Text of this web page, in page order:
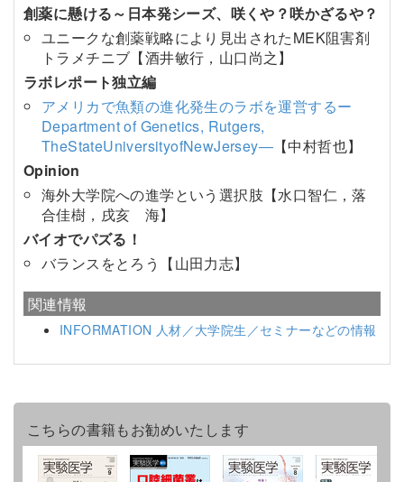
創薬に懸ける～日本発シーズ、咲くや？咲かざるや？
ユニークな創薬戦略により見出されたMEK阻害剤
トラメチニブ【酒井敏行，山口尚之】
ラボレポート独立編
アメリカで魚類の進化発生のラボを運営するー
Department of Genetics, Rutgers,
TheStateUniversityofNewJersey― 【中村哲也】
Opinion
海外大学院への進学という選択肢【水口智仁，落
合佳樹，戌亥 海】
バイオでパズる！
バランスをとろう【山田力志】
関連情報
INFORMATION 人材／大学院生／セミナーなどの情報
こちらの書籍もお勧めいたします